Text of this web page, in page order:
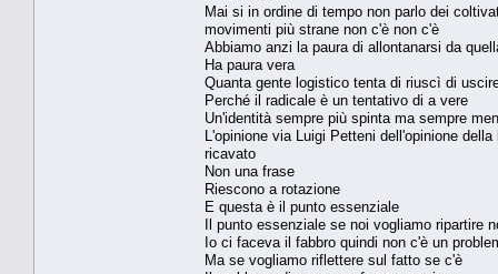
Mai si in ordine di tempo non parlo dei
movimenti più strane non c'è non c'è
Abbiamo anzi la paura di allontanarsi da
Ha paura vera
Quanta gente logistico tenta di riuscì di
Perché il radicale è un tentativo di a vere
Un'identità sempre più spinta ma sempre
L'opinione via Luigi Petteni dell'opinione
ricavato
Non una frase
Riescono a rotazione
E questa è il punto essenziale
Il punto essenziale se noi vogliamo ripartire
Io ci faceva il fabbro quindi non c'è un
Ma se vogliamo riflettere sul fatto se c'è